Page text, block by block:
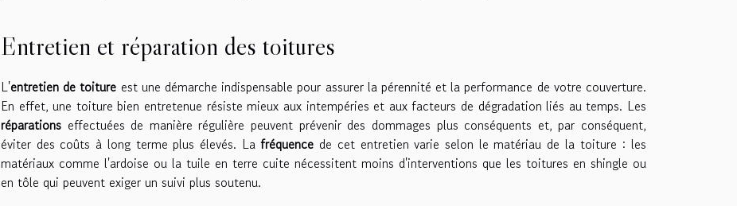
Entretien et réparation des toitures
L'entretien de toiture est une démarche indispensable pour assurer la pérennité et la performance de votre couverture.
En effet, une toiture bien entretenue résiste mieux aux intempéries et aux facteurs de dégradation liés au temps. Les
réparations effectuées de manière régulière peuvent prévenir des dommages plus conséquents et, par conséquent,
éviter des coûts à long terme plus élevés. Lafréquence de cet entretien varie selon le matériau de la toiture : les
matériaux comme l'ardoise ou la tuile en terre cuite nécessitent moins d'interventions que les toitures en shingle ou
en tôle qui peuvent exiger un suivi plus soutenu.